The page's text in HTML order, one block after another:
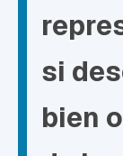
si
bien